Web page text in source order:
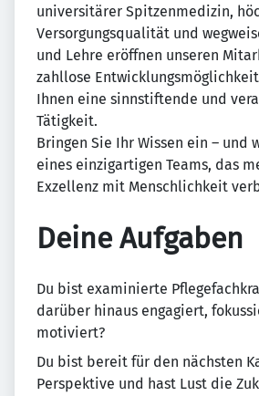
universitärer Spitzenmedizin,
Versorgungsqualität und
und Lehre eröffnen unseren
zahllose
Ihnen eine sinnstiftende und
Tätigkeit.
Bringen Sie Ihr Wissen ein – und
eines einzigartigen Teams, das
Exzellenz mit Menschlichkeit
Deine Aufgaben
Du bist examinierte
darüber hinaus engagiert,
motiviert?
Du bist bereit für den nächsten
Perspektive und hast Lust die